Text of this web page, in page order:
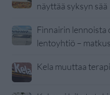
näyttää syksyn sää
Finnairin lennoista
lentoyhtiö –
Kela muuttaa